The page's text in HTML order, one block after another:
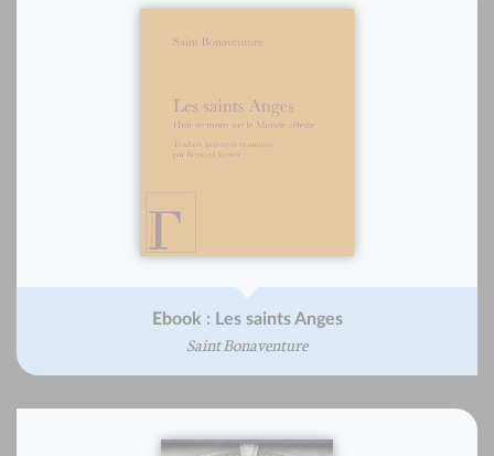
Ebook : Les saints Anges
Saint Bonaventure